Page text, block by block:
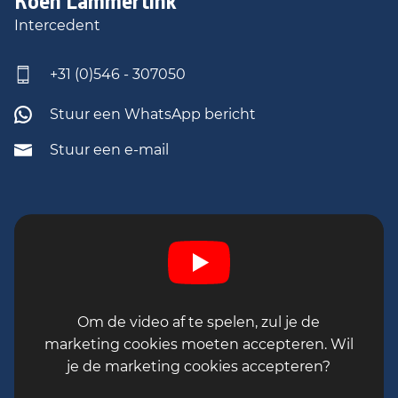
een bedrijf waar kwaliteit, vakmanschap en
werkplezier centraal staan!
Intercedent
+31 (0)546 - 307050
Stuur een WhatsApp bericht
Stuur een e-mail
Om de video af te spelen, zul je de
marketing cookies moeten accepteren. Wil
je de marketing cookies accepteren?